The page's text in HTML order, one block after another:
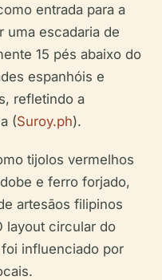
entrada para a
uma escadaria de
15 pés abaixo do
espanhóis e
refletindo a
(Suroy.ph).
tijolos vermelhos
e ferro forjado,
artesãos filipinos
layout circular do
influenciado por